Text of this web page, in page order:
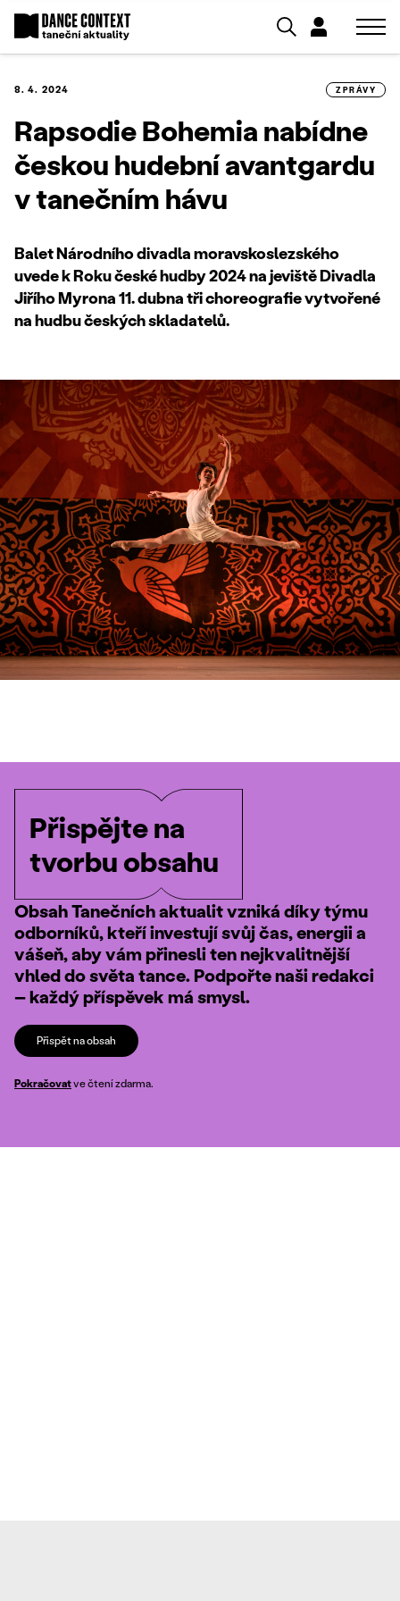
8. 4. 2024 ZPRÁVY
Rapsodie Bohemia nabídne
českou hudební avantgardu
v tanečním hávu
Balet Národního divadla moravskoslezského
uvede k Roku české hudby 2024 na jeviště Divadla
Jiřího Myrona 11. dubna tři choreografie vytvořené
na hudbu českých skladatelů.
Přispějte na
tvorbu obsahu
Obsah Tanečních aktualit vzniká díky týmu
odborníků, kteří investují svůj čas, energii a
vášeň, aby vám přinesli ten nejkvalitnější
vhled do světa tance. Podpořte naši redakci
– každý příspěvek má smysl.
Přispět na obsah
Pokračovatve čtení zdarma.